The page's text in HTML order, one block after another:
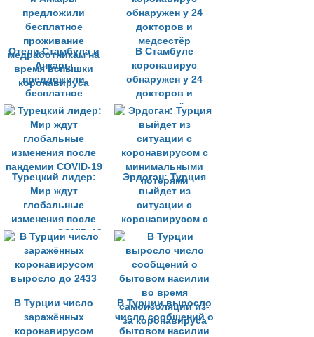
коронавирусом
Отели Стамбула и
Анкары
предложили
бесплатное
проживание
медработникам на
время вспышки
коронавируса
В Стамбуле
коронавирус
обнаружен у 24
докторов и
медсестёр
Турецкий лидер:
Мир ждут
глобальные
изменения после
пандемии COVID-19
Эрдоган: Турция
выйдет из
ситуации с
коронавирусом с
минимальными
потерями
В Турции число
заражённых
коронавирусом
В Турции выросло
число сообщений о
бытовом насилии